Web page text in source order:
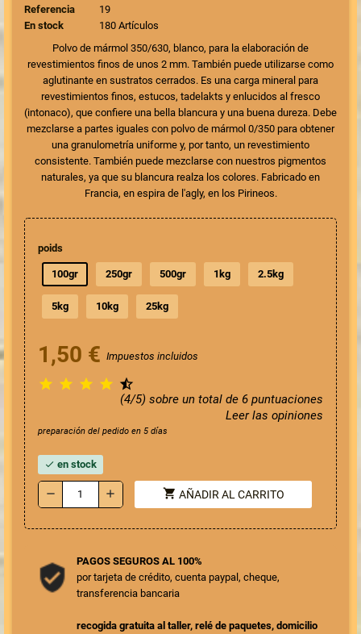
Referencia
19
En stock
180 Artículos
Polvo de mármol 350/630, blanco, para la elaboración de
revestimientos finos de unos 2 mm. También puede utilizarse como
aglutinante en sustratos cerrados. Es una carga mineral para
revestimientos finos, estucos, tadelakts y enlucidos al fresco
(intonaco), que confiere una bella blancura y una buena dureza. Debe
mezclarse a partes iguales con polvo de mármol 0/350 para obtener
una granulometría uniforme y, por tanto, un revestimiento
consistente. También puede mezclarse con nuestros pigmentos
naturales, ya que su blancura realza los colores. Fabricado en
Francia, en espira de l'agly, en los Pirineos.
poids
100gr 250gr 500gr 1kg 2.5kg
5kg 10kg 25kg
1,50 € Impuestos incluidos
    
(4/5) sobre un total de 6 puntuaciones
Leer las opiniones
preparación del pedido en 5 días
check en stock
remove add shopping_cart AÑADIR AL CARRITO
PAGOS SEGUROS AL 100%
por tarjeta de crédito, cuenta paypal, cheque,
transferencia bancaria
recogida gratuita al taller, relé de paquetes, domicilio